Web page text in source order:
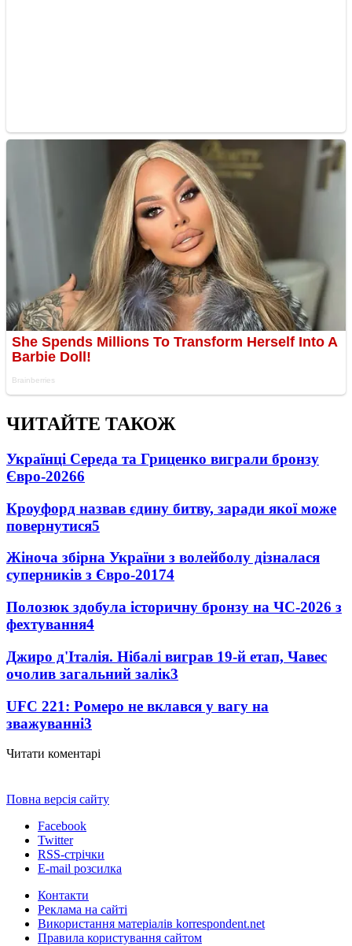
ЧИТАЙТЕ ТАКОЖ
Українці Середа та Гриценко виграли бронзу
Євро-20266
Кроуфорд назвав єдину битву, заради якої може
повернутися5
Жіноча збірна України з волейболу дізналася
суперників з Євро-20174
Полозюк здобула історичну бронзу на ЧС-2026 з
фехтування4
Джиро д'Італія. Нібалі виграв 19-й етап, Чавес
очолив загальний залік3
UFC 221: Ромеро не вклався у вагу на
зважуванні3
Читати коментарі
Повна версія сайту
Facebook
Twitter
RSS-стрічки
E-mail розсилка
Контакти
Реклама на сайті
Використання матеріалів korrespondent.net
Правила користування сайтом